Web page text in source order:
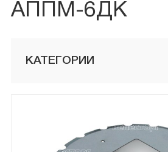
АППМ-6ДК
КАТЕГОРИИ